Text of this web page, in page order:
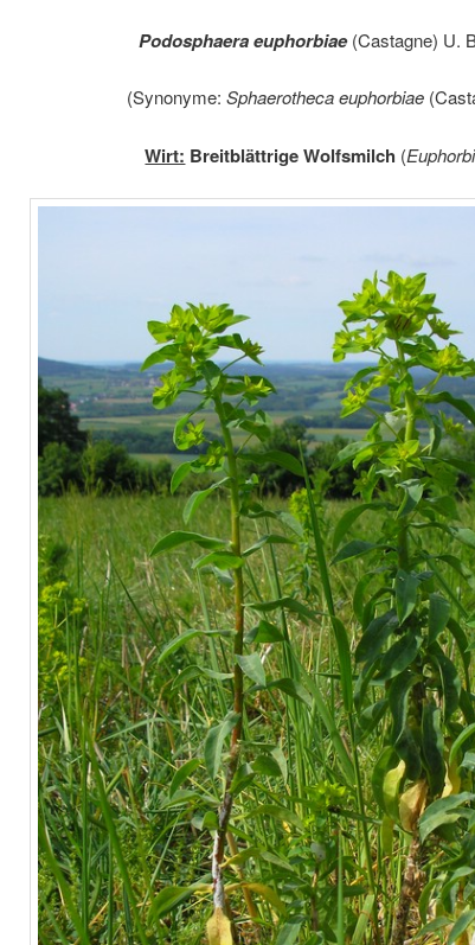
Podosphaera euphorbiae(Castagne) U.
(Synonyme:Sphaerotheca euphorbiae
Wirt: Breitblättrige Wolfsmilch (